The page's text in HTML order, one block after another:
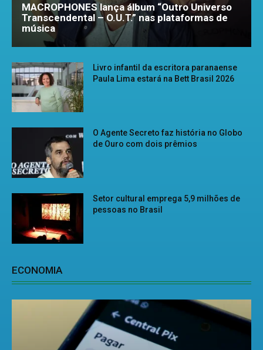
MACROPHONES lança álbum “Outro Universo
Transcendental – O.U.T.” nas plataformas de
música
Livro infantil da escritora paranaense
Paula Lima estará na Bett Brasil 2026
O Agente Secreto faz história no Globo
de Ouro com dois prêmios
Setor cultural emprega 5,9 milhões de
pessoas no Brasil
ECONOMIA